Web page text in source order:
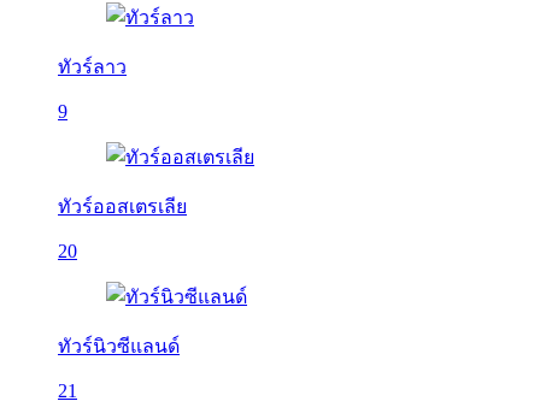
ทัวร์ลาว
9
ทัวร์ออสเตรเลีย
20
ทัวร์นิวซีแลนด์
21